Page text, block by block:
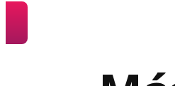
z neho klientov »